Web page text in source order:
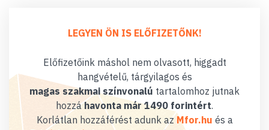
LEGYEN ÖN IS ELŐFIZETŐNK!
Előfizetőink máshol nem olvasott, higgadt
hangvételű, tárgyilagos és
magas szakmai színvonalú tartalomhoz jutnak
hozzáhavonta már 1490 forintért.
Korlátlan hozzáférést adunk az Mfor.hu és a